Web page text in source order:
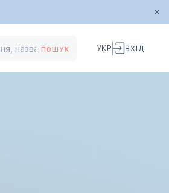
ПОШУК УКР ВХІД